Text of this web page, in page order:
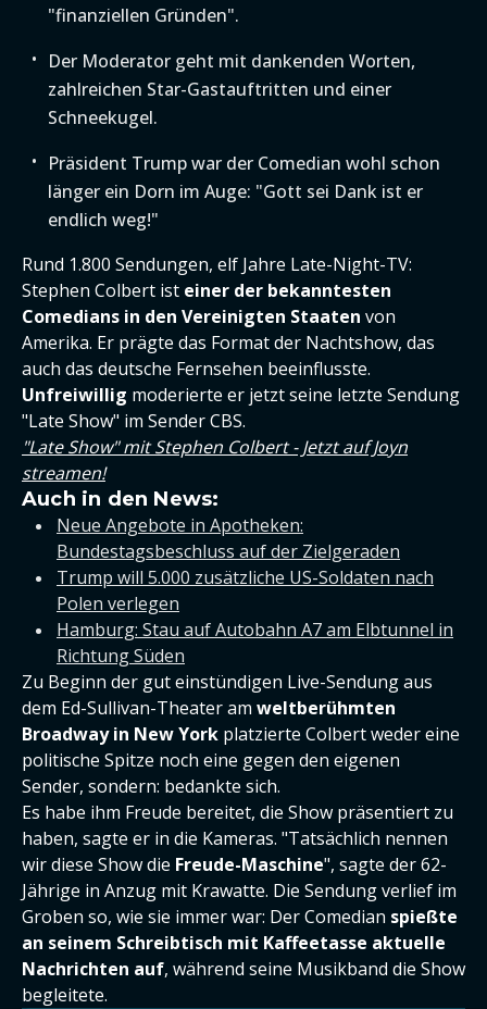
"finanziellen Gründen".
Der Moderator geht mit dankenden Worten,
zahlreichen Star-Gastauftritten und einer
Schneekugel.
Präsident Trump war der Comedian wohl schon
länger ein Dorn im Auge: "Gott sei Dank ist er
endlich weg!"
Rund 1.800 Sendungen, elf Jahre Late-Night-TV:
Stephen Colbert ist einer der bekanntesten
Comedians in den Vereinigten Staaten von
Amerika. Er prägte das Format der Nachtshow, das
auch das deutsche Fernsehen beeinflusste.
Unfreiwillig moderierte er jetzt seine letzte Sendung
"Late Show" im Sender CBS.
"Late Show" mit Stephen Colbert - Jetzt auf Joyn
streamen!
Auch in den News:
Neue Angebote in Apotheken:
Bundestagsbeschluss auf der Zielgeraden
Trump will 5.000 zusätzliche US-Soldaten nach
Polen verlegen
Hamburg: Stau auf Autobahn A7 am Elbtunnel in
Richtung Süden
Zu Beginn der gut einstündigen Live-Sendung aus
dem Ed-Sullivan-Theater am weltberühmten
Broadway in New York platzierte Colbert weder eine
politische Spitze noch eine gegen den eigenen
Sender, sondern: bedankte sich.
Es habe ihm Freude bereitet, die Show präsentiert zu
haben, sagte er in die Kameras. "Tatsächlich nennen
wir diese Show die Freude-Maschine", sagte der 62-
Jährige in Anzug mit Krawatte. Die Sendung verlief im
Groben so, wie sie immer war: Der Comedian spießte
an seinem Schreibtisch mit Kaffeetasse aktuelle
Nachrichten auf, während seine Musikband die Show
begleitete.